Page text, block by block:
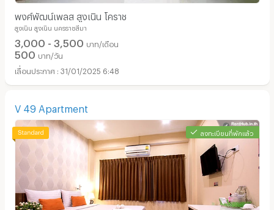
พงศ์พัฒน์เพลส สูงเนิน โคราช
สูงเนิน สูงเนิน นครราชสีมา
3,000 - 3,500 บาท/เดือน
500 บาท/วัน
31/01/2025 6:48
V 49 Apartment
ลงทะเบียนที่พักแล้ว